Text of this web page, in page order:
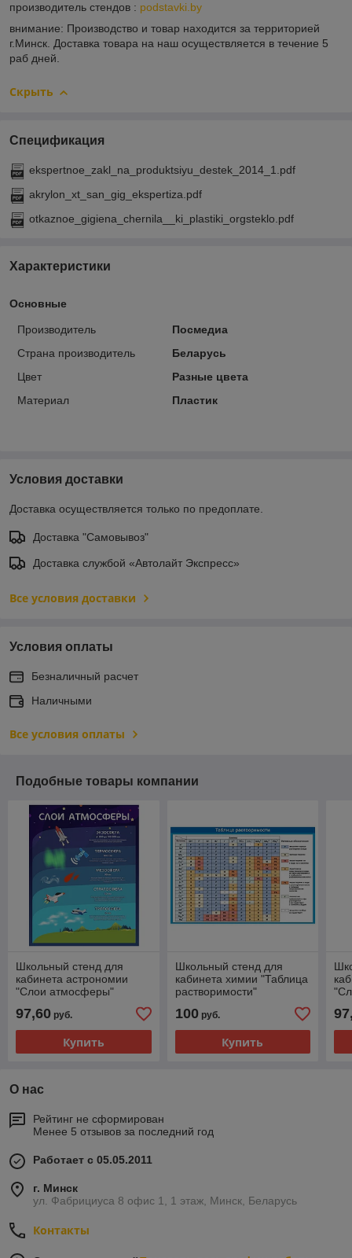
производитель стендов : podstavki.by
внимание: Производство и товар находится за территорией
г.Минск. Доставка товара на наш осуществляется в течение 5
раб дней.
Скрыть
Спецификация
ekspertnoe_zakl_na_produktsiyu_destek_2014_1.pdf
akrylon_xt_san_gig_ekspertiza.pdf
otkaznoe_gigiena_chernila__ki_plastiki_orgsteklo.pdf
Характеристики
Основные
Производитель
Посмедиа
Страна производитель
Беларусь
Цвет
Разные цвета
Материал
Пластик
Условия доставки
Доставка осуществляется только по предоплате.
Доставка "Самовывоз"
Доставка службой «Автолайт Экспресс»
Все условия доставки
Условия оплаты
Безналичный расчет
Наличными
Все условия оплаты
Подобные товары компании
Школьный стенд для
кабинета астрономии
"Слои атмосферы"
97,60 руб.
Купить
Школьный стенд для
кабинета химии "Таблица
растворимости"
100руб.
Купить
О нас
Рейтинг не сформирован
Менее 5 отзывов за последний год
Работает с 05.05.2011
г. Минск
ул. Фабрициуса 8 офис 1, 1 этаж, Минск, Беларусь
Контакты